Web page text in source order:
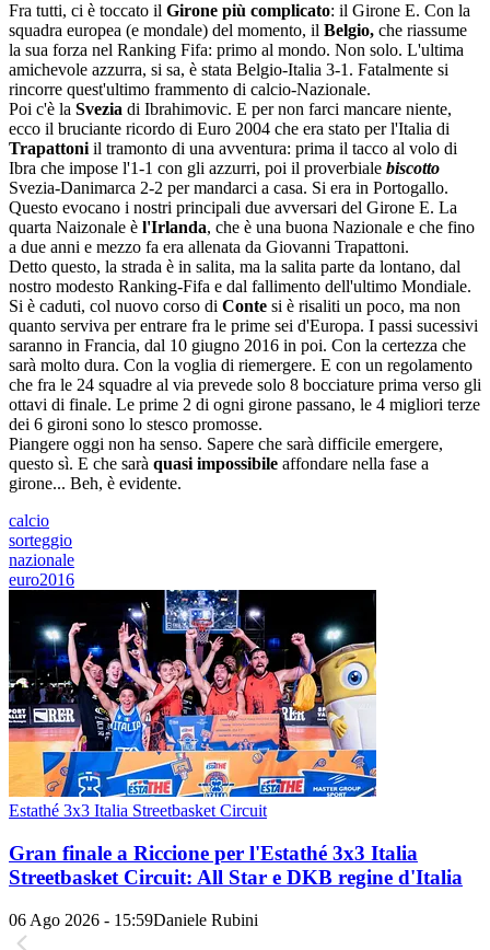
Fra tutti, ci è toccato il Girone più complicato: il Girone E. Con la
squadra europea (e mondale) del momento, il Belgio, che riassume
la sua forza nel Ranking Fifa: primo al mondo. Non solo. L'ultima
amichevole azzurra, si sa, è stata Belgio-Italia 3-1. Fatalmente si
rincorre quest'ultimo frammento di calcio-Nazionale.
Poi c'è la Svezia di Ibrahimovic. E per non farci mancare niente,
ecco il bruciante ricordo di Euro 2004 che era stato per l'Italia di
Trapattoni il tramonto di una avventura: prima il tacco al volo di
Ibra che impose l'1-1 con gli azzurri, poi il proverbiale biscotto
Svezia-Danimarca 2-2 per mandarci a casa. Si era in Portogallo.
Questo evocano i nostri principali due avversari del Girone E. La
quarta Naizonale è l'Irlanda, che è una buona Nazionale e che fino
a due anni e mezzo fa era allenata da Giovanni Trapattoni.
Detto questo, la strada è in salita, ma la salita parte da lontano, dal
nostro modesto Ranking-Fifa e dal fallimento dell'ultimo Mondiale.
Si è caduti, col nuovo corso di Conte si è risaliti un poco, ma non
quanto serviva per entrare fra le prime sei d'Europa. I passi sucessivi
saranno in Francia, dal 10 giugno 2016 in poi. Con la certezza che
sarà molto dura. Con la voglia di riemergere. E con un regolamento
che fra le 24 squadre al via prevede solo 8 bocciature prima verso gli
ottavi di finale. Le prime 2 di ogni girone passano, le 4 migliori terze
dei 6 gironi sono lo stesco promosse.
Piangere oggi non ha senso. Sapere che sarà difficile emergere,
questo sì. E che sarà quasi impossibile affondare nella fase a
girone... Beh, è evidente.
calcio
sorteggio
nazionale
euro2016
Estathé 3x3 Italia Streetbasket Circuit
Gran finale a Riccione per l'Estathé 3x3 Italia
Streetbasket Circuit: All Star e DKB regine d'Italia
06 Ago 2026 - 15:59Daniele Rubini